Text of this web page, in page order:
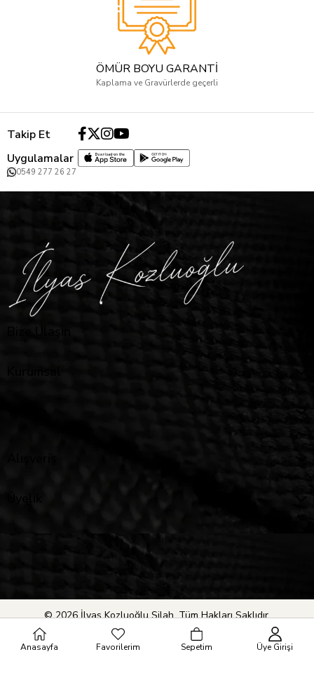
ÖMÜR BOYU GARANTİ
Kaplama ve Gravürlerde geçerli
Takip Et
Uygulamalar
0549 277 26 27
© 2026 İlyas Kozluoğlu Silah. Tüm Hakları Saklıdır.
Anasayfa Favorilerim Sepetim Üye Girişi